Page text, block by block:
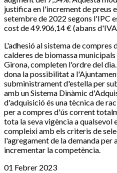
justifica en l'increment de preus
setembre de 2022 segons l'IPC
cost de 49.906,14 € (abans
L'adhesió al sistema de compres
calderes de biomassa
Girona, completen l'ordre del
dona la possibilitat a
subministrament d'estella per
amb un Sistema Dinàmic
d'adquisició és una tècnica de
per a compres d'ús corrent
tota la seva vigència a qualsevol
compleixi amb els criteris de
l'agregament de la demanda
incrementar la competència.
01 Febrer 2023